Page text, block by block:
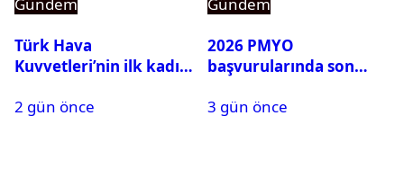
Türk Hava
Kuvvetleri’nin ilk kadın
Karapınar hakkında
2 gün önce
2026 PMYO
başvurularında son
3 gün önce